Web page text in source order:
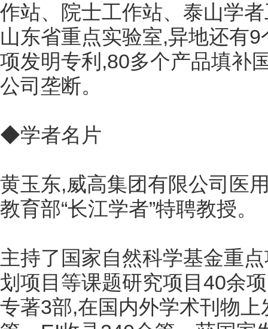
作站、院士工作站、泰山学
山东省重点实验室,异地还有
项发明专利,80多个产品填补
公司垄断。
◆学者名片
黄玉东,威高集团有限公司医
教育部“长江学者”特聘教授。
主持了国家自然科学基金重
划项目等课题研究项目40余
专著3部,在国内外学术刊物